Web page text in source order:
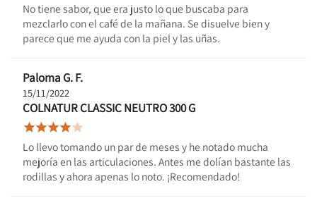
No tiene sabor, que era justo lo que buscaba para
mezclarlo con el café de la mañana. Se disuelve bien y
parece que me ayuda con la piel y las uñas.
Paloma G. F.
15/11/2022
COLNATUR CLASSIC NEUTRO 300 G

Lo llevo tomando un par de meses y he notado mucha
mejoría en las articulaciones. Antes me dolían bastante las
rodillas y ahora apenas lo noto. ¡Recomendado!